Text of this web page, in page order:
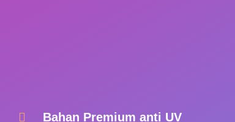
Bahan Premium anti UV